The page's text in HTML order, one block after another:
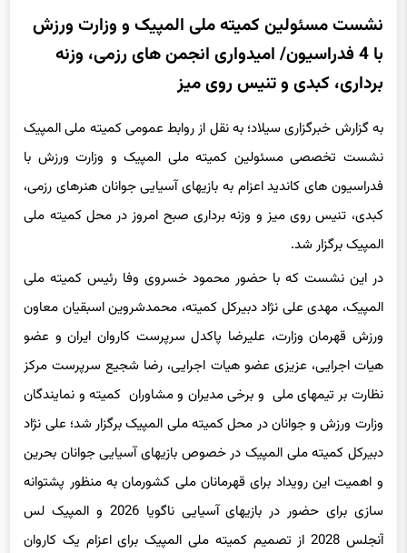
نشست مسئولین کمیته ملی المپیک و وزارت ورزش
با 4 فدراسیون/ امیدواری انجمن های رزمی، وزنه
برداری، کبدی و تنیس روی میز
به گزارش خبرگزاری سیلاد؛ به نقل از روابط عمومی کمیته ملی المپیک
نشست تخصصی مسئولین کمیته ملی المپیک و وزارت ورزش با
فدراسیون های کاندید اعزام به بازیهای آسیایی جوانان هنرهای رزمی،
کبدی، تنیس روی میز و وزنه برداری صبح امروز در محل کمیته ملی
المپیک برگزار شد.
در این نشست که با حضور محمود خسروی وفا رئیس کمیته ملی
المپیک، مهدی علی نژاد دبیرکل کمیته، محمدشروین اسبقیان معاون
ورزش قهرمان وزارت، علیرضا پاکدل سرپرست کاروان ایران و عضو
هیات اجرایی، عزیزی عضو هیات اجرایی، رضا شجیع سرپرست مرکز
نظارت بر تیمهای ملی و برخی مدیران و مشاوران کمیته و نمایندگان
وزارت ورزش و جوانان در محل کمیته ملی المپیک برگزار شد؛ علی نژاد
دبیرکل کمیته ملی المپیک در خصوص بازیهای آسیایی جوانان بحرین
و اهمیت این رویداد برای قهرمانان ملی کشورمان به منظور پشتوانه
سازی برای حضور در بازیهای آسیایی ناگویا 2026 و المپیک لس
آنجلس 2028 از تصمیم کمیته ملی المپیک برای اعزام یک کاروان